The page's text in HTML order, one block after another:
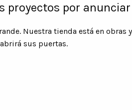
proyectos por anunciar
Nuestra tienda está en obras y
sus puertas.